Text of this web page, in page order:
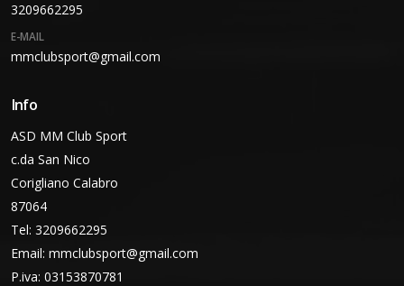
3209662295
E-MAIL
mmclubsport@gmail.com
Info
ASD MM Club Sport
c.da San Nico
Corigliano Calabro
87064
Tel: 3209662295
Email: mmclubsport@gmail.com
P.iva: 03153870781